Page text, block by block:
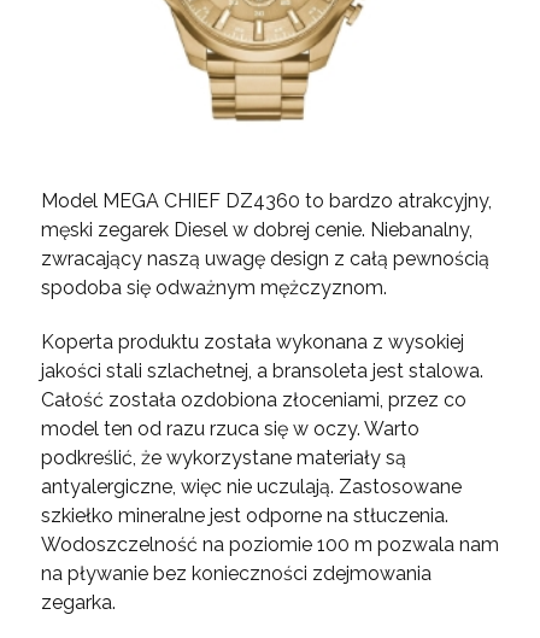
Model MEGA CHIEF DZ4360 to bardzo atrakcyjny,
męski zegarek Diesel w dobrej cenie. Niebanalny,
zwracający naszą uwagę design z całą pewnością
spodoba się odważnym mężczyznom.
Koperta produktu została wykonana z wysokiej
jakości stali szlachetnej, a bransoleta jest stalowa.
Całość została ozdobiona złoceniami, przez co
model ten od razu rzuca się w oczy. Warto
podkreślić, że wykorzystane materiały są
antyalergiczne, więc nie uczulają. Zastosowane
szkiełko mineralne jest odporne na stłuczenia.
Wodoszczelność na poziomie 100 m pozwala nam
na pływanie bez konieczności zdejmowania
zegarka.